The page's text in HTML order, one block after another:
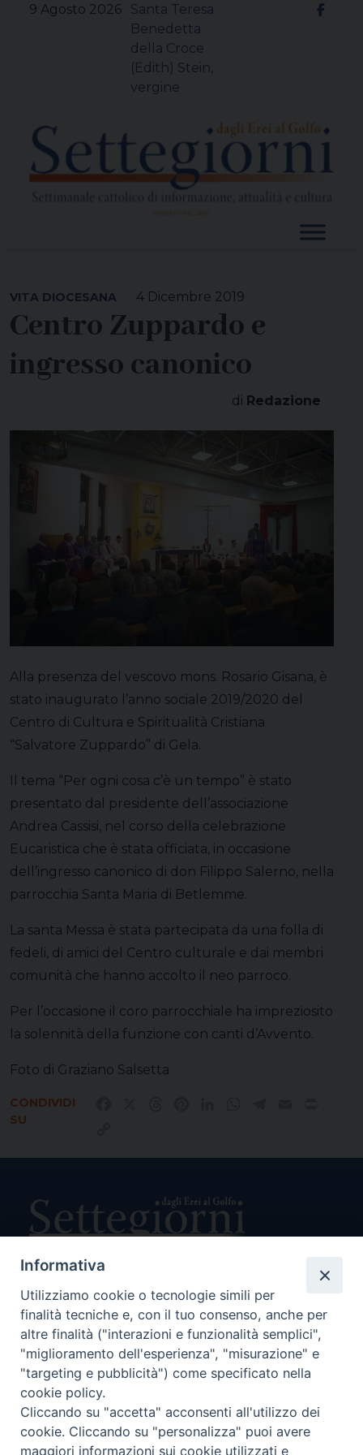
9 Agosto 2026
Santa Teresa
Benedetta
della Croce
(Edith) Stein,
vergine
4 Dicembre 2019
VITA DIOCESANA
Centro Zuppardo e
ingresso canonico
di Redazione
Alla presenza del vescovo mons. Rosario Gisana, è
stato inaugurato l’anno sociale 2019/2020 del
Centro di Cultura e Spiritualità Cristiana
“Salvatore Zuppardo” di Gela.
Il tema “Per ogni cosa c’è un tempo” è stato
presentato dal presidente dell’associazione
Andrea Cassisi, nel corso della celebrazione
Eucaristica che è stata officiata, in occasione
dell’ingresso canonico di don Filippo Salerno, nella
parrocchia Santa Maria di Betlemme.
La santa Messa è stata partecipata da una folla di
fedeli, di amici del Centro culturale e dai membri
comunità che hanno accolto il neo parroco.
Per l’occasione il coro parrocchiale ha impreziosito
la solennità della funzione con canti d’Avvento.
Foto di Graziano Salsetta
CONDIVIDI
SU
Direttore Responsabile Giuseppe Rabita
Direttore Amministrativo Salvatore Bruno
Editore e Proprietà Opera di Religione della Diocesi di Piazza
Armerina,
Via Cammarata, 21 – Piazza Armerina
P. I. 01121870867
Autorizzazione Tribunale di Enna n. 113 del 24/2/2007
SEGUICI SU:
Informativa
Utilizziamo cookie o tecnologie simili per
finalità tecniche e, con il tuo consenso, anche per
altre finalità ("interazioni e funzionalità semplici",
"miglioramento dell'esperienza", "misurazione" e
"targeting e pubblicità") come specificato nella
cookie policy.
Cliccando su "accetta" acconsenti all'utilizzo dei
cookie. Cliccando su "personalizza" puoi avere
maggiori informazioni sui cookie utilizzati e